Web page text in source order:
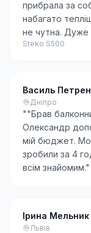
прибрала за
набагато
не чутна. Дуже
Steko S500
Василь
Дніпро
""Брав
Олександр
мій бюджет.
зробили за 4
всім знайомим."
Ірина Мельник
Львів